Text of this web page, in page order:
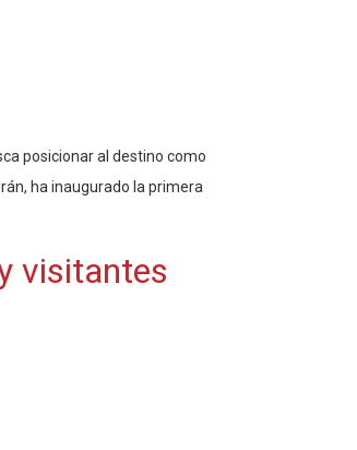
posicionar al destino como
ha inaugurado la primera
visitantes